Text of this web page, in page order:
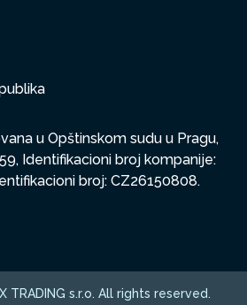
u Opštinskom sudu u Pragu,
Identifikacioni broj kompanije:
broj: CZ26150808.
TRADING s.r.o. All rights reserved.